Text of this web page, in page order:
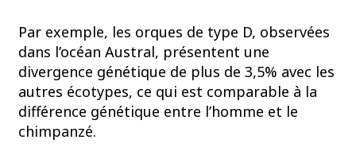
Par exemple, les orques de type D, observées
dans l’océan Austral, présentent une
divergence génétique de plus de 3,5% avec les
autres écotypes, ce qui est comparable à la
différence génétique entre l’homme et le
chimpanzé.